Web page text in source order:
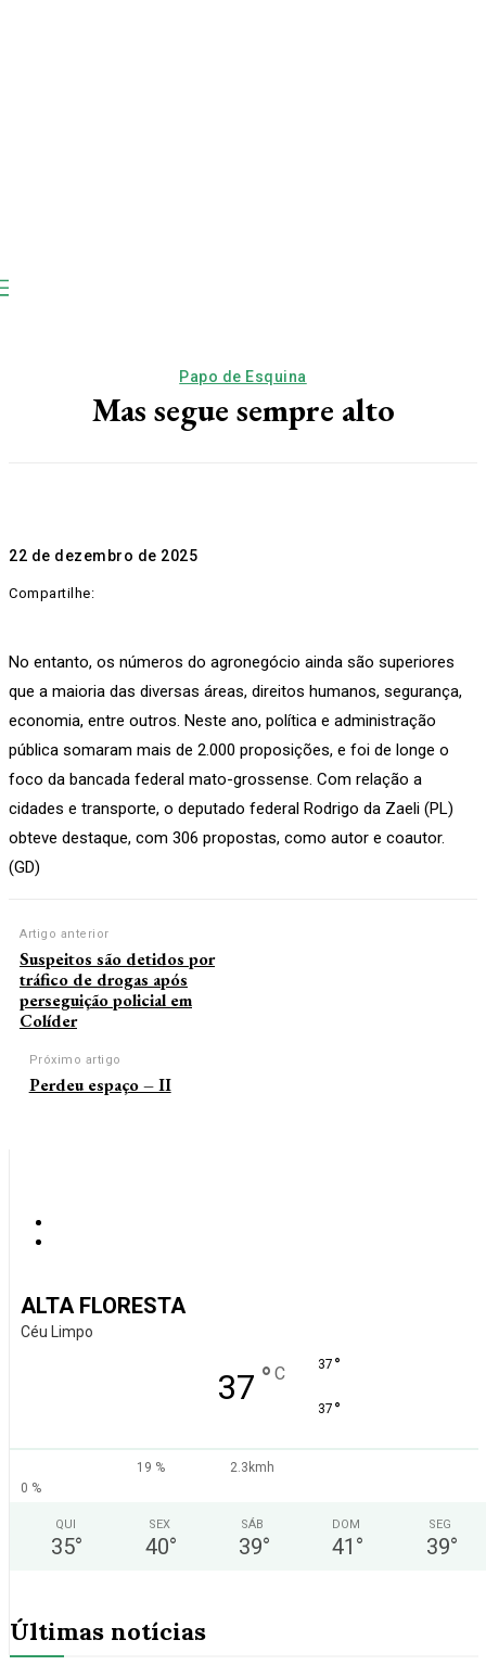
Papo de Esquina
Mas segue sempre alto
22 de dezembro de 2025
Compartilhe:
No entanto, os números do agronegócio ainda são superiores
que a maioria das diversas áreas, direitos humanos, segurança,
economia, entre outros. Neste ano, política e administração
pública somaram mais de 2.000 proposições, e foi de longe o
foco da bancada federal mato-grossense. Com relação a
cidades e transporte, o deputado federal Rodrigo da Zaeli (PL)
obteve destaque, com 306 propostas, como autor e coautor.
(GD)
Artigo anterior
Suspeitos são detidos por
tráfico de drogas após
perseguição policial em
Colíder
Próximo artigo
Perdeu espaço – II
ALTA FLORESTA
Céu Limpo
37 ° C 37 °
37 °
19 %
2.3kmh
0 %
QUI
35°
SEX
40°
SÁB
39°
DOM
41 °
SEG
39°
Últimas notícias